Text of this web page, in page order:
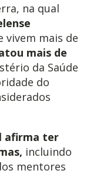
na qual
vivem mais de
mais de
da Saúde
do
afirma ter
incluindo
mentores